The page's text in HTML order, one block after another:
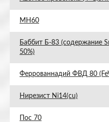
МН60
Баббит Б-83 (содержание
50%)
Феррованнадий ФВД 80
Нирезист Ni14(cu)
Пос 70